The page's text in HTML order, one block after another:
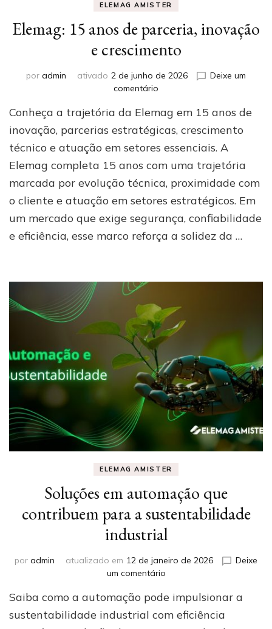
ELEMAG AMISTER
Elemag: 15 anos de parceria, inovação
e crescimento
por admin ativado 2 de junho de 2026
Deixe um
comentário
15
anos
parceria,
inovação
crescimento
Conheça a trajetória da Elemag em 15 anos de
inovação, parcerias estratégicas, crescimento
técnico e atuação em setores essenciais. A
Elemag completa 15 anos com uma trajetória
marcada por evolução técnica, proximidade com
o cliente e atuação em setores estratégicos. Em
um mercado que exige segurança, confiabilidade
e eficiência, esse marco reforça a solidez da …
ELEMAG AMISTER
Soluções em automação que
contribuem para a sustentabilidade
industrial
por admin atualizado em 12 de janeiro de 2026
Deixe
um comentárioem
em
automação
Saiba como a automação pode impulsionar a
sustentabilidade industrial com eficiência